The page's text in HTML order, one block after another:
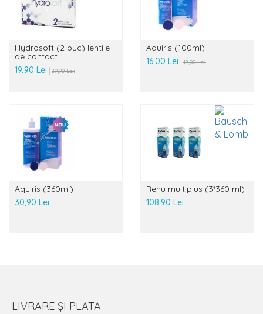
Hydrosoft (2 buc) lentile
de contact
19,90 Lei
39,90 Lei
Aquiris (100ml)
16,00 Lei
18,00 Lei
Aquiris (360ml)
30,90 Lei
Renu multiplus (3*360 ml)
108,90 Lei
LIVRARE ȘI PLATA